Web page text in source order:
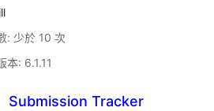
: 少於 10 次
本: 6.1.11
Submission Tracker